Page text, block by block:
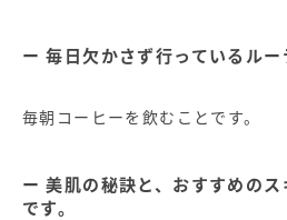
毎日欠かさず行っているル
毎朝コーヒーを飲むことです。
美肌の秘訣と、おすすめの
です。